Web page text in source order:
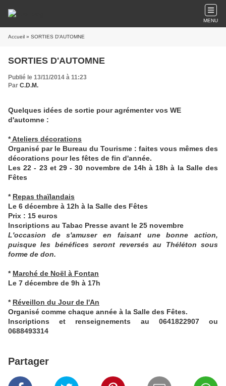
MENU
Accueil » SORTIES D'AUTOMNE
SORTIES D'AUTOMNE
Publié le 13/11/2014 à 11:23
Par C.D.M.
Quelques idées de sortie pour agrémenter vos WE
d'automne :
*Ateliers décorations
Organisé par le Bureau du Tourisme : faites vous mêmes des
décorations pour les fêtes de fin d'année.
Les 22 - 23 et 29 - 30 novembre de 14h à 18h à la Salle des
Fêtes
* Repas thaïlandais
Le 6 décembre à 12h à la Salle des Fêtes
Prix : 15 euros
Inscriptions au Tabac Presse avant le 25 novembre
L'occasion de s'amuser en faisant une bonne action,
puisque les bénéfices seront reversés au Théléton sous
forme de don.
* Marché de Noël à Fontan
Le 7 décembre de 9h à 17h
* Réveillon du Jour de l'An
Organisé comme chaque année à la Salle des Fêtes.
Inscriptions et renseignements au 0641822907 ou
0688493314
Partager